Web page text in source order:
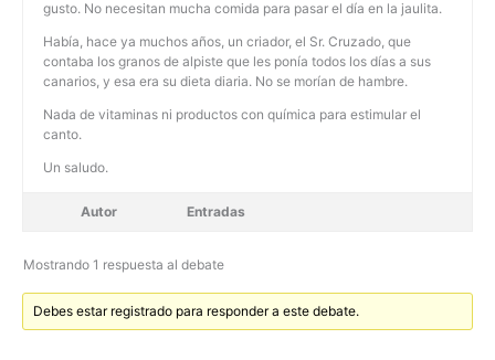
gusto. No necesitan mucha comida para pasar el día en la jaulita.
Había, hace ya muchos años, un criador, el Sr. Cruzado, que
contaba los granos de alpiste que les ponía todos los días a sus
canarios, y esa era su dieta diaria. No se morían de hambre.
Nada de vitaminas ni productos con química para estimular el
canto.
Un saludo.
Autor Entradas
Mostrando 1 respuesta al debate
Debes estar registrado para responder a este debate.